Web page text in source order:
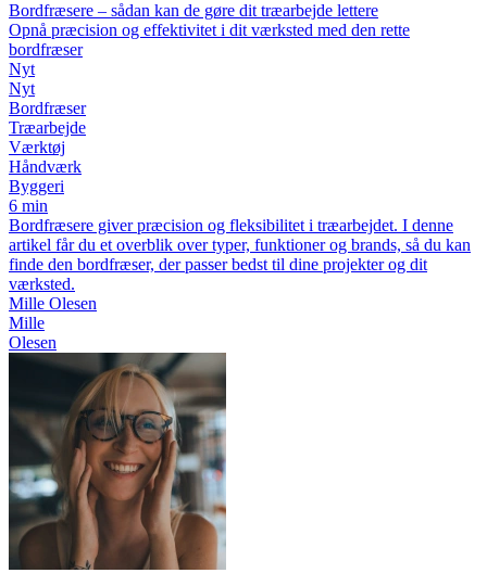
Bordfræsere – sådan kan de gøre dit træarbejde lettere
Opnå præcision og effektivitet i dit værksted med den rette
bordfræser
Nyt
Nyt
Bordfræser
Træarbejde
Værktøj
Håndværk
Byggeri
6 min
Bordfræsere giver præcision og fleksibilitet i træarbejdet. I denne
artikel får du et overblik over typer, funktioner og brands, så du kan
finde den bordfræser, der passer bedst til dine projekter og dit
værksted.
Mille Olesen
Mille
Olesen